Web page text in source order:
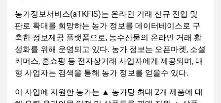
농가정보서비스(aTKFIS)는 온라인 거래 신규 진입 및
판로 확대를 희망하는 농가 정보를 데이터베이스로 구
축한 정보제공 플랫폼으로, 농수산물의 온라인 거래 활
성화를 위해 운영되고 있다. 농가 정보는 오픈마켓, 소셜
커머스, 홈쇼핑 등 전자상거래 사업자에게 제공되며, 대
형 사업자는 검색을 통해 농가 정보를 얻을수 있다.
이 사업에 지원한 농가는 ▲ 농가당 최대 2개 제품에 대